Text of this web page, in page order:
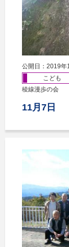
公開日：2019年
こども
稜線漫歩の会
11月7日